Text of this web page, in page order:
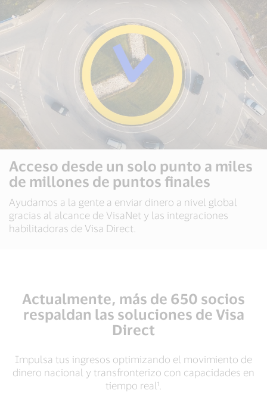
Acceso desde un solo punto a miles
de millones de puntos finales
Ayudamos a la gente a enviar dinero a nivel global
gracias al alcance de VisaNet y las integraciones
habilitadoras de Visa Direct.
Actualmente, más de 650 socios
respaldan las soluciones de Visa
Direct
Impulsa tus ingresos optimizando el movimiento de
dinero nacional y transfronterizo con capacidades en
tiempo real¹.